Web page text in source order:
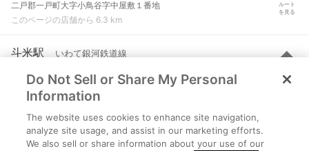
二戸郡一戸町大字小鳥谷字中屋敷１番地
このページの店舗から 6.3 km
ルート
を見る
斗米駅 いわて銀河鉄道線
二戸市米沢字沢内１７６番地
このページの店舗から 6.5 km
ルート
を見る
金田一温泉駅 いわて銀河鉄道線
二戸市金田一字水梨１４番地
Do Not Sell or Share My Personal
Information
The website uses cookies to enhance site navigation,
analyze site usage, and assist in our marketing efforts.
We also sell or share information about your use of our